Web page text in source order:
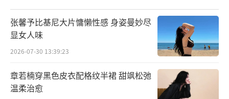
张馨予比基尼大片慵懒性感 身姿曼妙尽
显女人味
2026-07-30 13:39:23
章若楠穿黑色皮衣配格纹半裙 甜飒松弛
温柔治愈